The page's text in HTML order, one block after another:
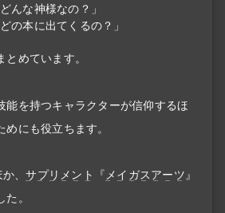
んな神様なの？」
の本に出てくるの？」
めています。
能を持つキャラクターが信仰するほ
にも役立ちます。
か、サプリメント 『メイガスアーツ』
。